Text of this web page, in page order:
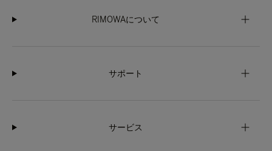
RIMOWAについて
サポート
サービス